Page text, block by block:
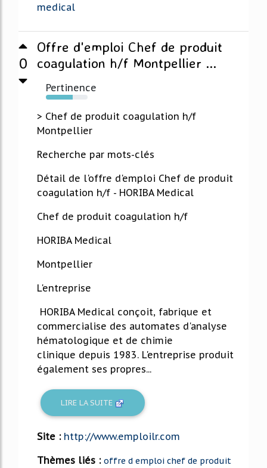
medical
0
Offre d'emploi Chef de produit
coagulation h/f Montpellier ...
Pertinence
64%
> Chef de produit coagulation h/f
Montpellier
Recherche par mots-clés
Détail de l'offre d'emploi Chef de produit
coagulation h/f - HORIBA Medical
Chef de produit coagulation h/f
HORIBA Medical
Montpellier
L'entreprise
HORIBA Medical conçoit, fabrique et
commercialise des automates d'analyse
hématologique et de chimie
clinique depuis 1983. L'entreprise produit
également ses propres...
LIRE LA SUITE
Site : http://www.emploilr.com
Thèmes liés : offre d emploi chef de produit